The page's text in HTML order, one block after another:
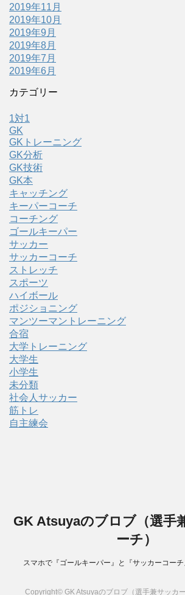
2019年11月
2019年10月
2019年9月
2019年8月
2019年7月
2019年6月
カテゴリー
1対1
GK
GKトレーニング
GK分析
GK技術
GK本
キャッチング
キーパーコーチ
コーチング
ゴールキーパー
サッカー
サッカーコーチ
ストレッチ
スポーツ
ハイボール
ポジショニング
マンツーマントレーニング
合宿
大学トレーニング
大学生
小学生
未分類
社会人サッカー
筋トレ
自主練会
GK Atsuyaのブロブ（選手
ーチ）
スマホで『ゴールキーパー』と『サッカーコー
Copyright© GK Atsuyaのブロブ（選手兼サッカ